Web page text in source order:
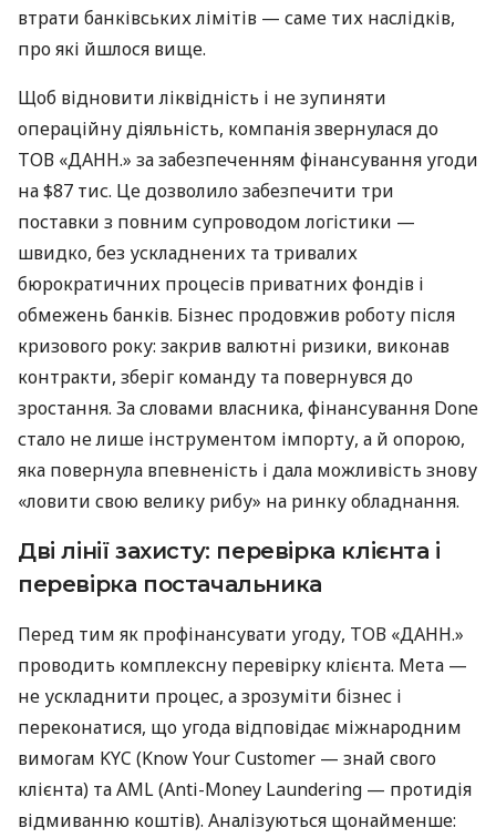
втрати банківських лімітів — саме тих наслідків,
про які йшлося вище.
Щоб відновити ліквідність і не зупиняти
операційну діяльність, компанія звернулася до
ТОВ «ДАНН.» за забезпеченням фінансування угоди
на $87 тис. Це дозволило забезпечити три
поставки з повним супроводом логістики —
швидко, без ускладнених та тривалих
бюрократичних процесів приватних фондів і
обмежень банків. Бізнес продовжив роботу після
кризового року: закрив валютні ризики, виконав
контракти, зберіг команду та повернувся до
зростання. За словами власника, фінансування Done
стало не лише інструментом імпорту, а й опорою,
яка повернула впевненість і дала можливість знову
«ловити свою велику рибу» на ринку обладнання.
Дві лінії захисту: перевірка клієнта і
перевірка постачальника
Перед тим як профінансувати угоду, ТОВ «ДАНН.»
проводить комплексну перевірку клієнта. Мета —
не ускладнити процес, а зрозуміти бізнес і
переконатися, що угода відповідає міжнародним
вимогам KYC (Know Your Customer — знай свого
клієнта) та AML (Anti-Money Laundering — протидія
відмиванню коштів). Аналізуються щонайменше: